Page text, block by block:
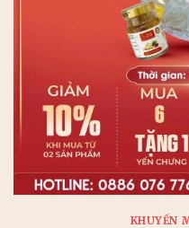
KHUYẾN